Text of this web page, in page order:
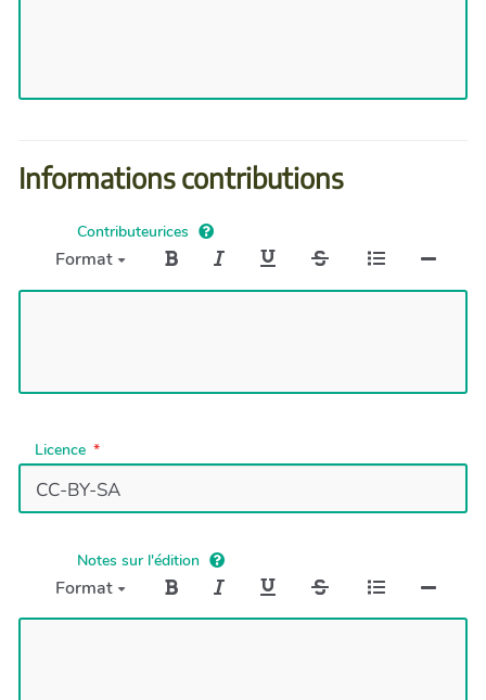
Informations contributions
Contributeurices
Format
Licence
Notes sur l'édition
Format